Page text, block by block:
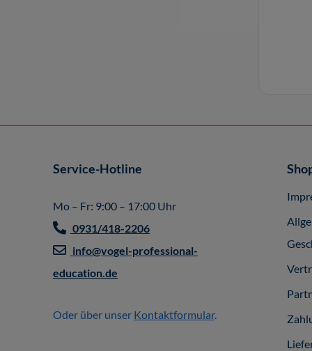
Service-Hotline
Mo – Fr: 9:00 – 17:00 Uhr
0931/418-2206
info@vogel-professional-
education.de
Oder über unser Kontaktformular.